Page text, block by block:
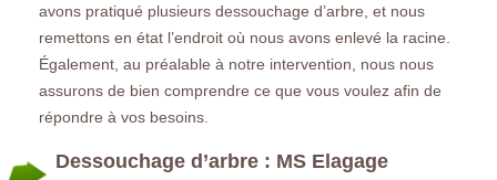
avons pratiqué plusieurs dessouchage d’arbre, et nous
remettons en état l’endroit où nous avons enlevé la racine.
Également, au préalable à notre intervention, nous nous
assurons de bien comprendre ce que vous voulez afin de
répondre à vos besoins.
Dessouchage d’arbre : MS Elagage